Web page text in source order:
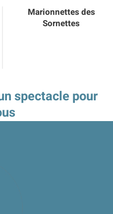
Marionnettes des
Sornettes
spectacle pour